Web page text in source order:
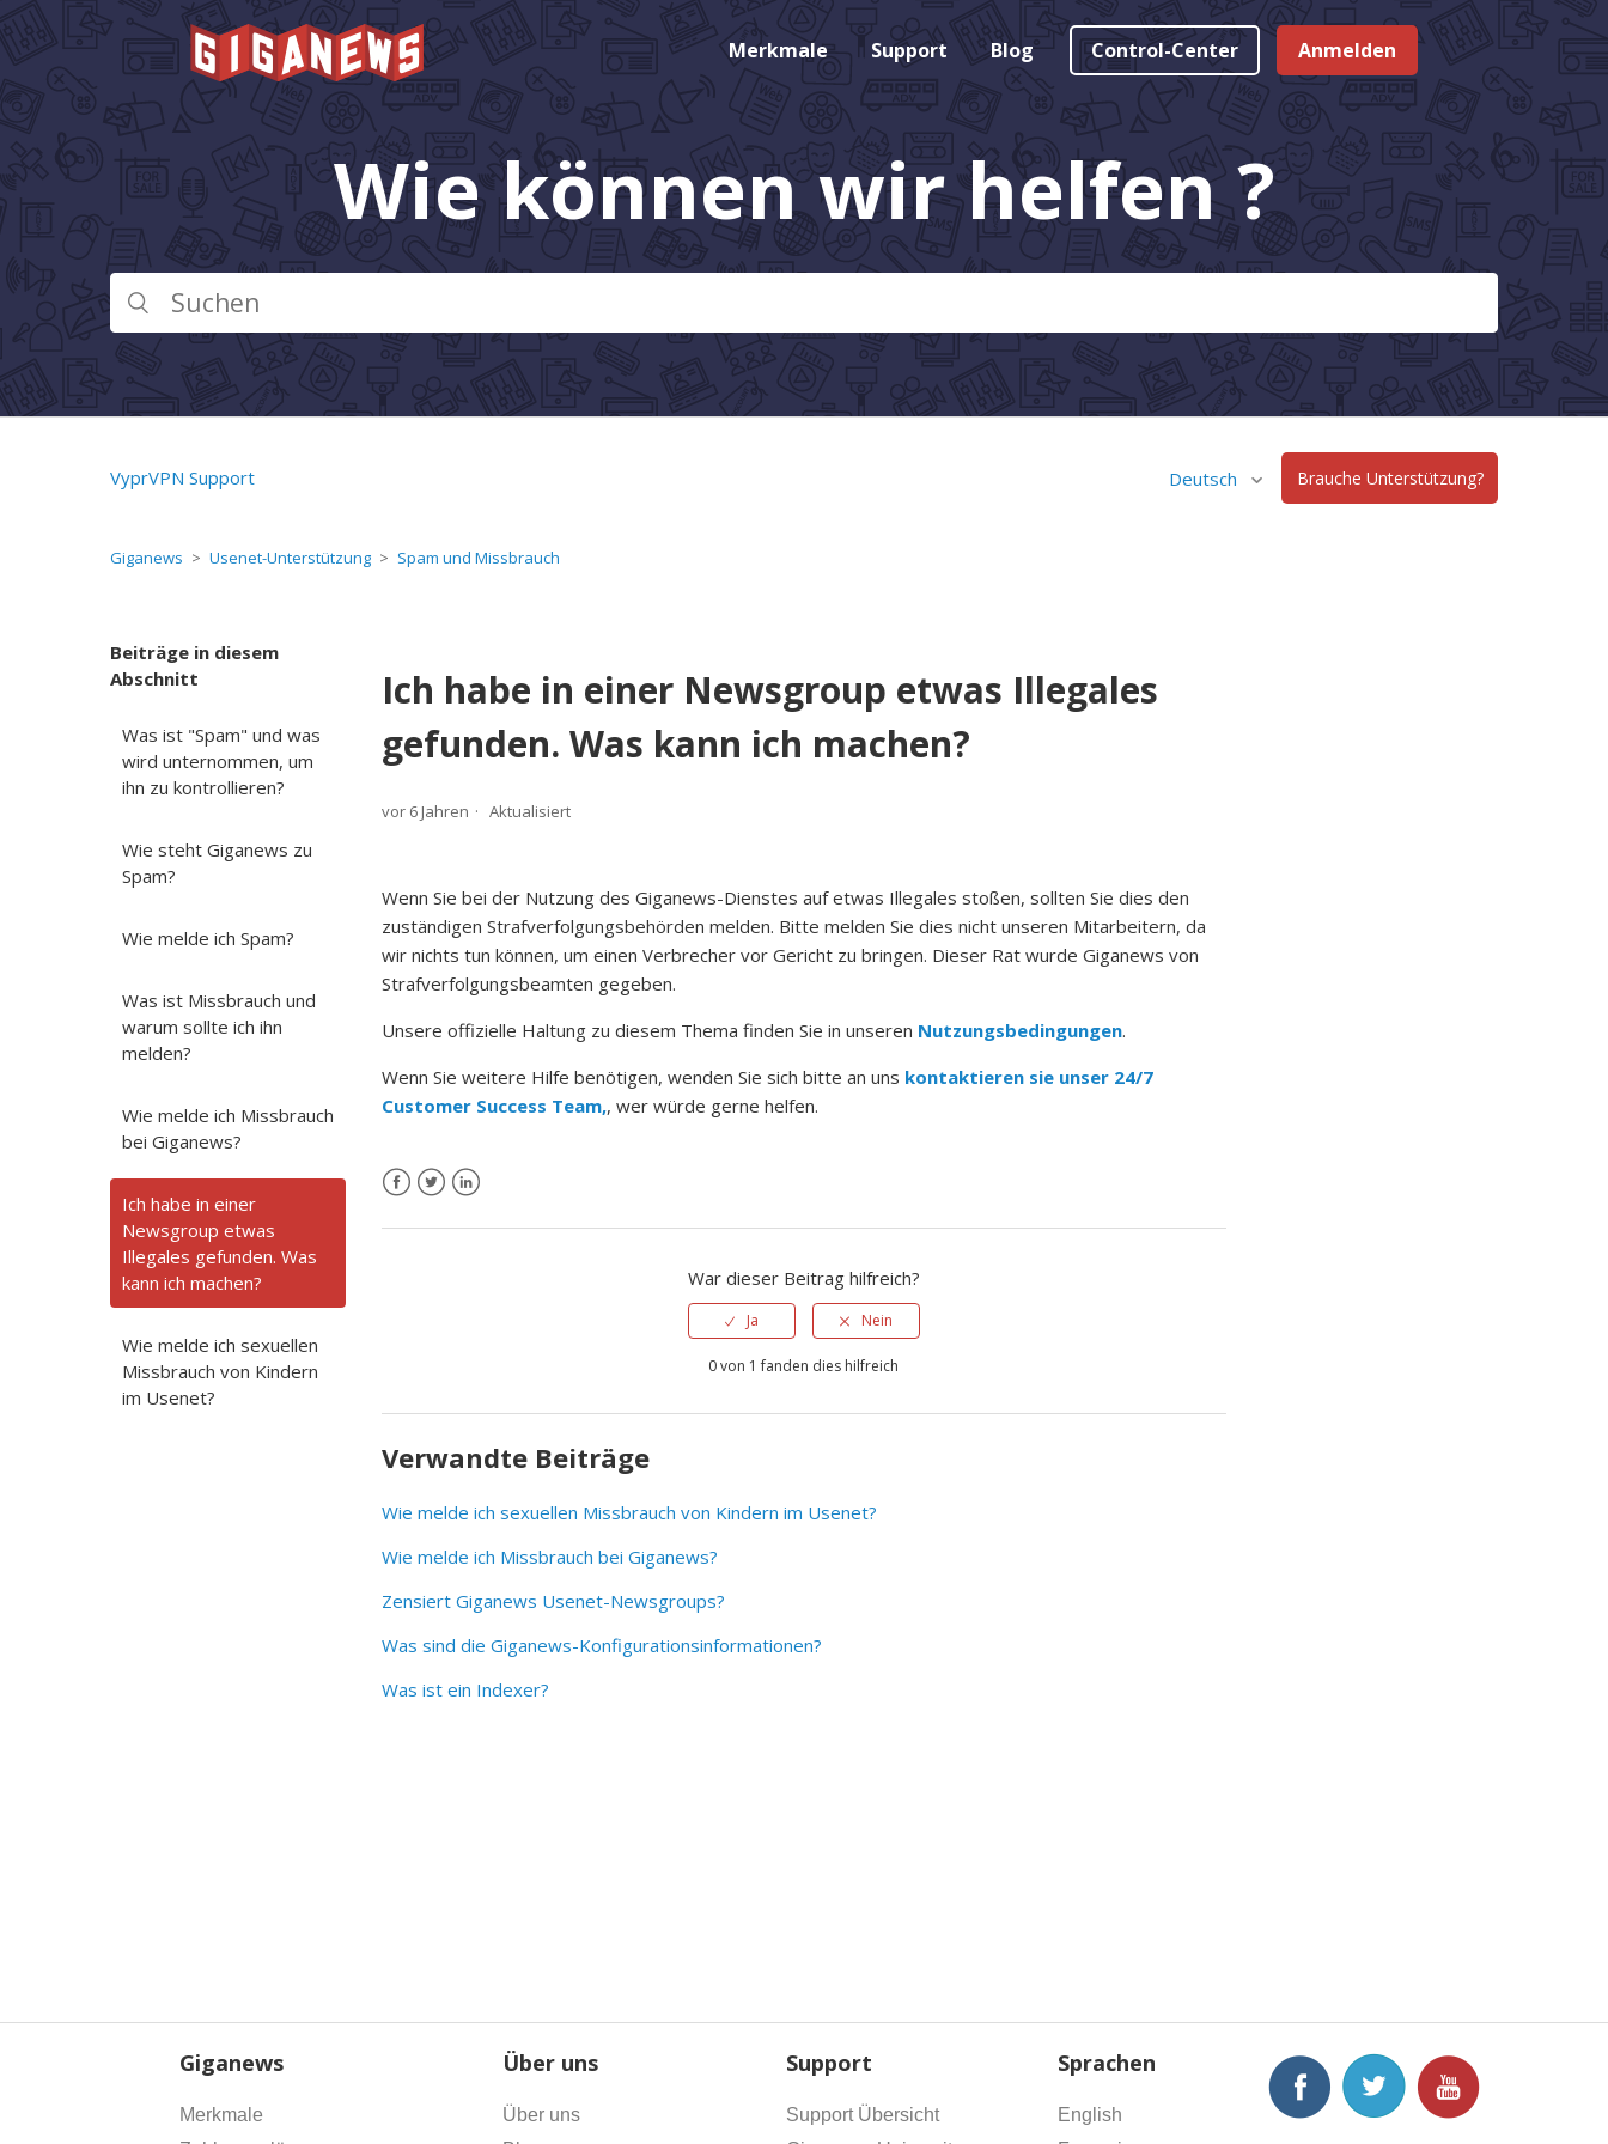
Merkmale Support Blog Control-Center Anmelden
Wie können wir helfen ?
VyprVPN Support Deutsch Brauche Unterstützung?
Giganews Usenet-Unterstützung Spam und Missbrauch
Beiträge in diesem
Abschnitt
Was ist "Spam" und was
wird unternommen, um
ihn zu kontrollieren?
Wie steht Giganews zu
Spam?
Wie melde ich Spam?
Was ist Missbrauch und
warum sollte ich ihn
melden?
Wie melde ich Missbrauch
bei Giganews?
Ich habe in einer
Newsgroup etwas
Illegales gefunden. Was
kann ich machen?
Wie melde ich sexuellen
Missbrauch von Kindern
im Usenet?
Ich habe in einer Newsgroup etwas Illegales
gefunden. Was kann ich machen?
vor 6 Jahren Aktualisiert
Wenn Sie bei der Nutzung des Giganews-Dienstes auf etwas Illegales stoßen, sollten Sie dies den
zuständigen Strafverfolgungsbehörden melden. Bitte melden Sie dies nicht unseren Mitarbeitern, da
wir nichts tun können, um einen Verbrecher vor Gericht zu bringen. Dieser Rat wurde Giganews von
Strafverfolgungsbeamten gegeben.
Unsere offizielle Haltung zu diesem Thema finden Sie in unseren Nutzungsbedingungen.
Wenn Sie weitere Hilfe benötigen, wenden Sie sich bitte an uns kontaktieren sie unser 24/7
Customer Success Team,, wer würde gerne helfen.
War dieser Beitrag hilfreich?
Ja Nein
0 von 1 fanden dies hilfreich
Verwandte Beiträge
Wie melde ich sexuellen Missbrauch von Kindern im Usenet?
Wie melde ich Missbrauch bei Giganews?
Zensiert Giganews Usenet-Newsgroups?
Was sind die Giganews-Konfigurationsinformationen?
Was ist ein Indexer?
Giganews
Merkmale
Über uns
Über uns
Support
Support Übersicht
Sprachen
English